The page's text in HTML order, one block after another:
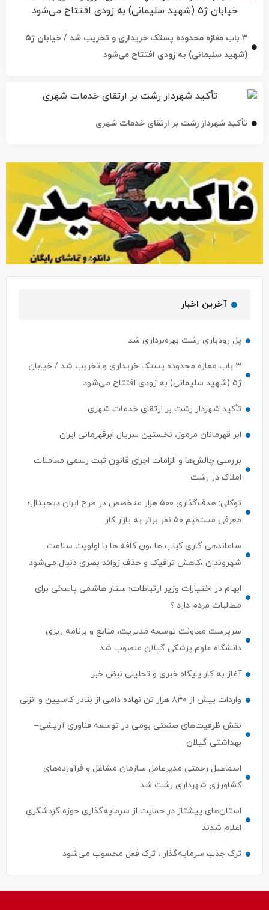
۳ باب مغازه محدوده پستک خریداری و تخریب شد / خیابان ژ۵
(شهید سلیمانی) به زودی افتتاح می‌شود
تأکید شهردار رشت بر ارتقای خدمات شهری
آخرین اخبار
پل رودباری رشت بهره‌برداری شد
۳ باب مغازه محدوده پستک خریداری و تخریب شد / خیابان
ژ۵ (شهید سلیمانی) به زودی افتتاح می‌شود
تأکید شهردار رشت بر ارتقای خدمات شهری
ابر قهرمانان مرموز، نخستین سریال ابرقهرمانی ایران
بررسی چالش‌ها و الزامات اجرای قانون ثبت رسمی معاملات
املاک در رشت
توکلی: هدف‌گذاری ۵۰۰ هزار متخصص در طرح ایران دیجیتال؛
معرفی مستقیم ۵۰ نفر برتر به بازار کار
ساماندهی گاری کباب ها ،ون کافه ها با اولویت سلامت
شهروندان ،کاهش ترافیک و حذف زوائد بصری دنبال می‌شود
ابهام در اختیارات وزیر ارتباطات؛ ستار هاشمی پاسخی برای
مطالبات مردم دارد ؟
سرپرست معاونت توسعه مدیریت، منابع و برنامه ریزی
دانشگاه علوم پزشکی گیلان منصوب شد
آغاز به کار پایگاه خبری و تحلیلی نبض خبر
واردات بیش از ۸۴۰ هزار تن نهاده دامی از بنادر كاسپین و انزلی
نقش ظرفیت‌های صنعتی بومی در توسعه فناوری آرایشی–
بهداشتی گیلان
اسماعیل رحمتی مدیرعامل سازمان مشاغل و فرآورده‌های
کشاورزی شهرداری رشت شد
استان‌های پیشتاز در حمایت از سرمایه‌گذاری حوزه گردشگری
اعلام شدند
ترک جذب سرمایه‌گذار ، ترک فعل محسوب می‌شود